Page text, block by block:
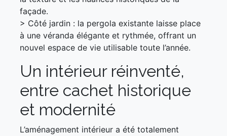
façade.
> Côté jardin : la pergola existante laisse place
à une véranda élégante et rythmée, offrant un
nouvel espace de vie utilisable toute l’année.
Un intérieur réinventé,
entre cachet historique
et modernité
L’aménagement intérieur a été totalement